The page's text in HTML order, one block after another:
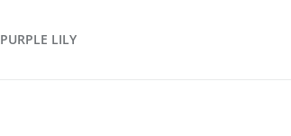
PURPLE LILY